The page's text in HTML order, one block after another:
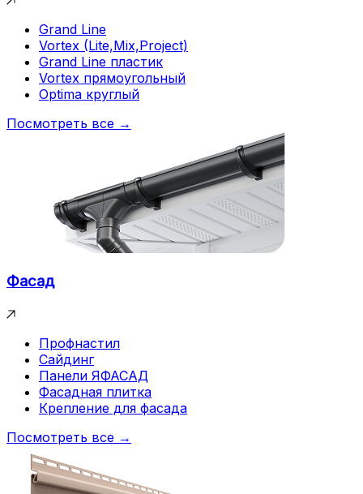
Grand Line
Vortex (Lite,Mix,Project)
Grand Line пластик
Vortex прямоугольный
Optima круглый
Посмотреть все →
Фасад
Профнастил
Сайдинг
Панели ЯФАСАД
Фасадная плитка
Крепление для фасада
Посмотреть все →